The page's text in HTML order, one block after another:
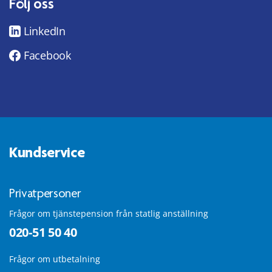
LinkedIn
Facebook
Kundservice
Privatpersoner
Frågor om tjänstepension från statlig anställning
020-51 50 40
Frågor om utbetalning